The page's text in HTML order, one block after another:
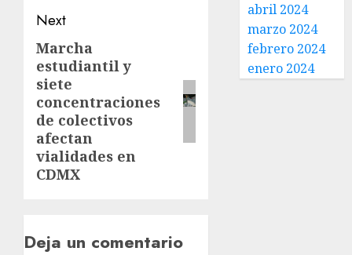
Next
Marcha
estudiantil y
siete
concentraciones
de colectivos
afectan
vialidades en
CDMX
Deja un comentario
abril 2024
marzo 2024
febrero 2024
enero 2024